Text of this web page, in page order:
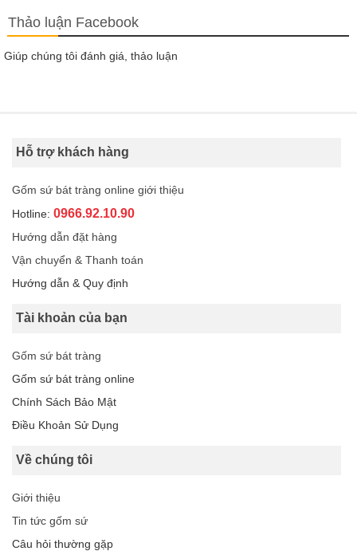
Thảo luận Facebook
Giúp chúng tôi đánh giá, thảo luận
Hỗ trợ khách hàng
Gốm sứ bát tràng online giới thiệu
Hotline: 0966.92.10.90
Hướng dẫn đặt hàng
Vận chuyển & Thanh toán
Hướng dẫn & Quy định
Tài khoản của bạn
Gốm sứ bát tràng
Gốm sứ bát tràng online
Chính Sách Bảo Mật
Điều Khoản Sử Dụng
Về chúng tôi
Giới thiệu
Tin tức gốm sứ
Câu hỏi thường gặp